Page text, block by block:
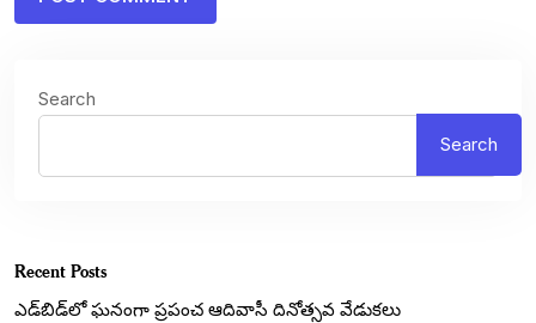
Search
Search
Recent Posts
ఎడ్‌బిడ్‌లో ఘనంగా ప్రపంచ ఆదివాసీ దినోత్సవ వేడుకలు